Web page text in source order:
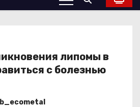
липомы в
с болезнью